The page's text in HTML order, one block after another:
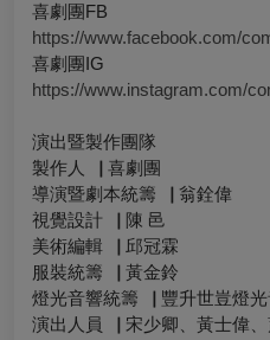
喜劇團FB
https://www.facebook.com/
喜劇團IG
https://www.instagram.com/
演出暨製作團隊
製作人▕ 喜劇團
導演暨劇本統籌▕ 翁銓偉
視覺設計▕ 陳 邑
美術編輯▕ 邱冠霖
服裝統籌▕ 黃金鈴
燈光音響統籌▕ 豐升世豈燈光
演出人員▕ 宋少卿、黃士偉、